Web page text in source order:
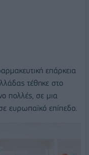
επάρκεια
τέθηκε στο
πολλές, σε μια
ευρωπαϊκό επίπεδο.